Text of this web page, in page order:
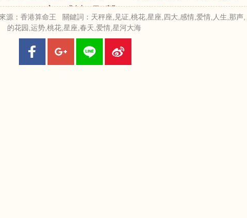
秤座_感情_那聲
：香港算命王 關鍵詞：天秤座,见证,桃花,星座,四大,感情,爱情,人生,那声,
的花园,运势,桃花,星座,春天,爱情,星河大海